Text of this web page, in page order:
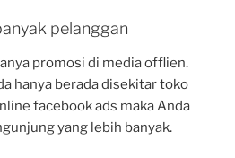
pelanggan
promosi di media offlien.
hanya berada disekitar toko
facebook ads maka Anda
yang lebih banyak.